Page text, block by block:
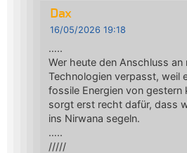
Dax
16/05/2026 19:18
…..
Wer heute den Anschluss an
Technologien verpasst, weil
fossile Energien von gestern
sorgt erst recht dafür, dass
ins Nirwana segeln.
…..
/////